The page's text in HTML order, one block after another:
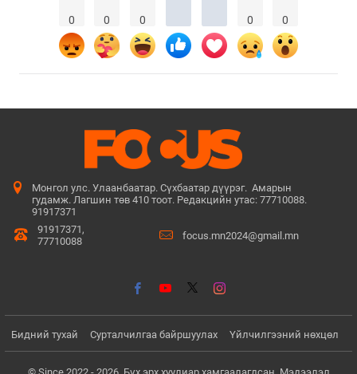
0 0 0 0 0
Монгол улс. Улаанбаатар. Сүхбаатар дүүрэг. Амарын
гудамж. Лагшин төв 410 тоот. Редакцийн утас: 77710088.
91917371
91917371,
77710088
focus.mn2024@gmail.mn
Бидний тухай Сурталчилгаа байршуулах Үйлчилгээний нөхцөл